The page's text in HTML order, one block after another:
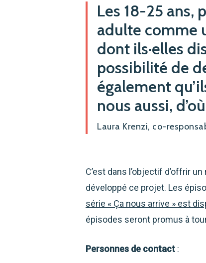
Les 18-25 ans,
adulte comme
dont ils·elles
possibilité de
également
nous aussi,
Laura Krenzi, co-
C’est dans l’objectif d’offrir
développé ce projet. Les
série « Ça nous arrive » est
épisodes seront promus à
Personnes de contact :